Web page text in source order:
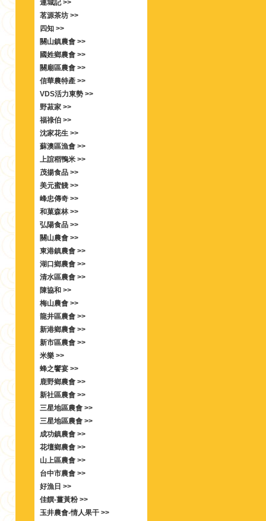
連城記 >>
茗源茶坊 >>
四知 >>
關山鎮農會 >>
國姓鄉農會 >>
關廟區農會 >>
信華農特產 >>
VDS活力東勢 >>
野菽家 >>
福祿伯 >>
沈家花生 >>
蘇澳區漁會 >>
上誼稻鴨米 >>
茂揚食品 >>
美元蜜餞 >>
峰忠傳奇 >>
和菓森林 >>
弘陽食品 >>
關山農會 >>
東港鎮農會 >>
湖口鄉農會 >>
清水區農會 >>
陳協和 >>
梅山農會 >>
龍井區農會 >>
新港鄉農會 >>
新市區農會 >>
米樂 >>
蜂之饗宴 >>
鹿野鄉農會 >>
新社區農會 >>
三星地區農會 >>
三星地區農會 >>
成功鎮農會 >>
花壇鄉農會 >>
山上區農會 >>
台中市農會 >>
好漁日 >>
佳饌-薑黃粉 >>
玉井農會-情人果干 >>